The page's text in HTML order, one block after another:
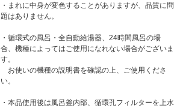
・まれに中身が変色することがありますが、品質に問
題はありません。
・循環式の風呂・全自動給湯器、24時間風呂の場
合、機種によってはご使用になれない場合がございま
す。
お使いの機種の説明書を確認の上、ご使用くださ
い。
・本品使用後は風呂釜内部、循環孔フィルターを上水